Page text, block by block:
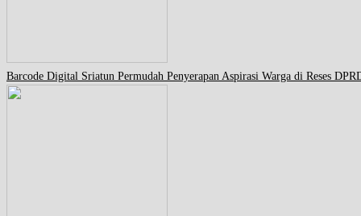
Barcode Digital Sriatun Permudah Penyerapan Aspirasi Warga di Reses